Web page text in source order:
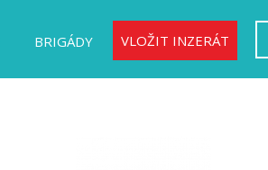
BRIGÁDY VLOŽIT INZERÁT